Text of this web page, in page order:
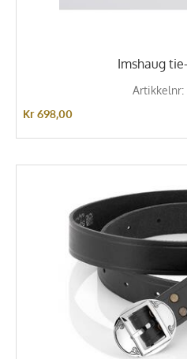
Imshaug
Artikkelnr:
Kr 698,00